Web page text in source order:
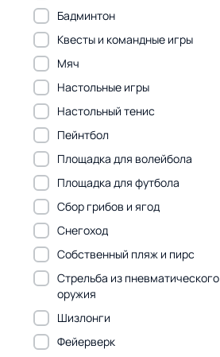
Бадминтон
Квесты и командные игры
Мяч
Настольные игры
Настольный тенис
Пейнтбол
Площадка для волейбола
Площадка для футбола
Сбор грибов и ягод
Снегоход
Собственный пляж и пирс
Стрельба из пневматического
оружия
Шизлонги
Фейерверк